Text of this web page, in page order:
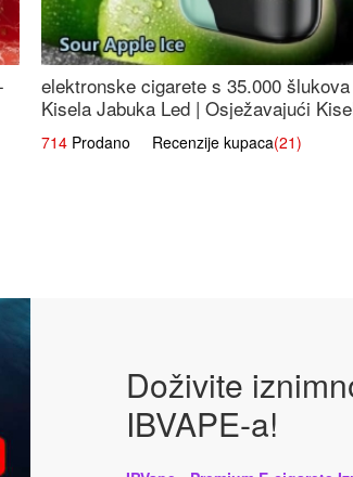
elektronske cigarete s 35.000
Kisela Jabuka Led | Osježavajući
Slatki Okus
714Prodano Recenzije kupaca(21)
Doživite
IBVAPE-a!